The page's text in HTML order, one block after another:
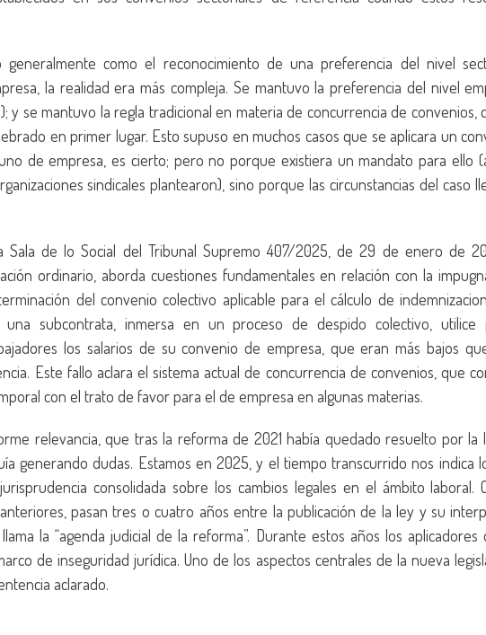
como el reconocimiento de una preferencia del nivel
la realidad era más compleja. Se mantuvo la preferencia del nivel
y se mantuvo la regla tradicional en materia de concurrencia de convenios,
en primer lugar. Esto supuso en muchos casos que se aplicara un
de empresa, es cierto; pero no porque existiera un mandato para ello
sindicales plantearon), sino porque las circunstancias del caso
Sala de lo Social del Tribunal Supremo 407/2025, de 29 de enero de
ordinario, aborda cuestiones fundamentales en relación con la
del convenio colectivo aplicable para el cálculo de
subcontrata, inmersa en un proceso de despido colectivo, utilice
los salarios de su convenio de empresa, que eran más bajos
Este fallo aclara el sistema actual de concurrencia de convenios, que
con el trato de favor para el de empresa en algunas materias.
relevancia, que tras la reforma de 2021 había quedado resuelto por la
generando dudas. Estamos en 2025, y el tiempo transcurrido nos indica
consolidada sobre los cambios legales en el ámbito laboral.
pasan tres o cuatro años entre la publicación de la ley y su
la “agenda judicial de la reforma”. Durante estos años los aplicadores
de inseguridad jurídica. Uno de los aspectos centrales de la nueva
aclarado.